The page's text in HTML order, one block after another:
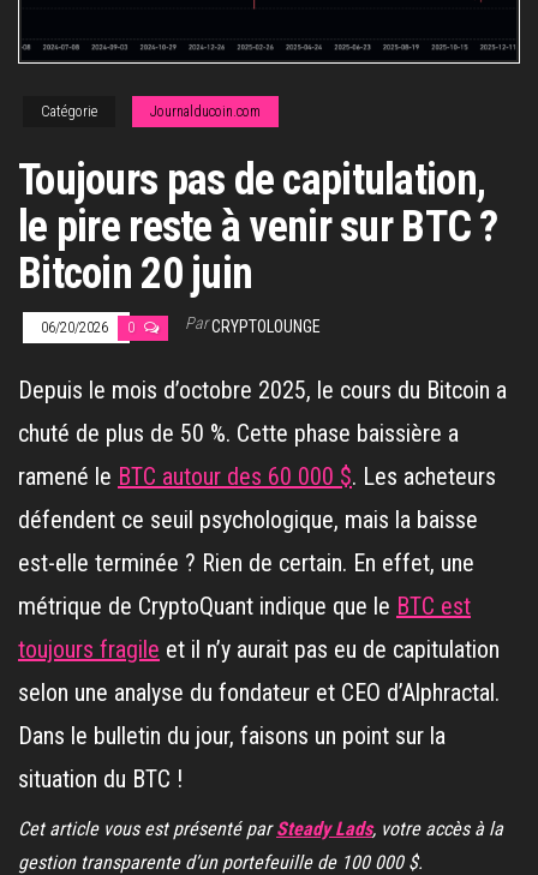
Catégorie Journalducoin.com
Toujours pas de capitulation,
le pire reste à venir sur BTC ?
Bitcoin 20 juin
06/20/2026 0 ParCRYPTOLOUNGE
Depuis le mois d’octobre 2025, le cours du Bitcoin a
chuté de plus de 50 %. Cette phase baissière a
ramené le BTC autour des 60 000 $. Les acheteurs
défendent ce seuil psychologique, mais la baisse
est-elle terminée ? Rien de certain. En effet, une
métrique de CryptoQuant indique que le BTC est
toujours fragile et il n’y aurait pas eu de capitulation
selon une analyse du fondateur et CEO d’Alphractal.
Dans le bulletin du jour, faisons un point sur la
situation du BTC !
Cet article vous est présenté parSteady Lads, votre accès à la
gestion transparente d’un portefeuille de 100 000 $.